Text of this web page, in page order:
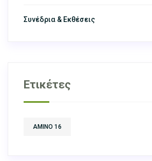
Συνέδρια & Εκθέσεις
Ετικέτες
AMINO 16